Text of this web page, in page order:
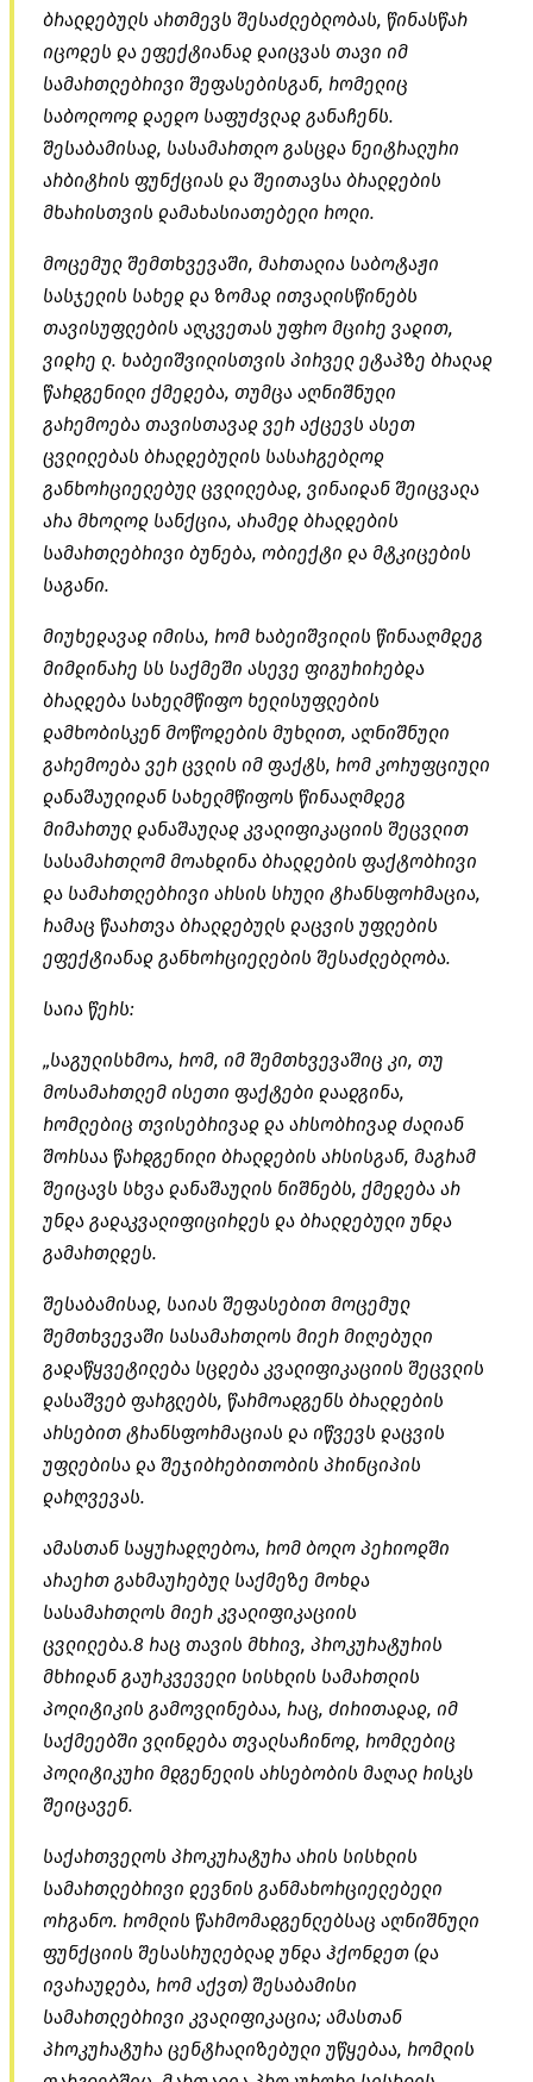
ბრალდებულს ართმევს შესაძლებლობას, წინასწარ
იცოდეს და ეფექტიანად დაიცვას თავი იმ
სამართლებრივი შეფასებისგან, რომელიც
საბოლოოდ დაედო საფუძვლად განაჩენს.
შესაბამისად, სასამართლო გასცდა ნეიტრალური
არბიტრის ფუნქციას და შეითავსა ბრალდების
მხარისთვის დამახასიათებელი როლი.
მოცემულ შემთხვევაში, მართალია საბოტაჟი
სასჯელის სახედ და ზომად ითვალისწინებს
თავისუფლების აღკვეთას უფრო მცირე ვადით,
ვიდრე ლ. ხაბეიშვილისთვის პირველ ეტაპზე ბრალად
წარდგენილი ქმედება, თუმცა აღნიშნული
გარემოება თავისთავად ვერ აქცევს ასეთ
ცვლილებას ბრალდებულის სასარგებლოდ
განხორციელებულ ცვლილებად, ვინაიდან შეიცვალა
არა მხოლოდ სანქცია, არამედ ბრალდების
სამართლებრივი ბუნება, ობიექტი და მტკიცების
საგანი.
მიუხედავად იმისა, რომ ხაბეიშვილის წინააღმდეგ
მიმდინარე სს საქმეში ასევე ფიგურირებდა
ბრალდება სახელმწიფო ხელისუფლების
დამხობისკენ მოწოდების მუხლით, აღნიშნული
გარემოება ვერ ცვლის იმ ფაქტს, რომ კორუფციული
დანაშაულიდან სახელმწიფოს წინააღმდეგ
მიმართულ დანაშაულად კვალიფიკაციის შეცვლით
სასამართლომ მოახდინა ბრალდების ფაქტობრივი
და სამართლებრივი არსის სრული ტრანსფორმაცია,
რამაც წაართვა ბრალდებულს დაცვის უფლების
ეფექტიანად განხორციელების შესაძლებლობა.
საია წერს:
„საგულისხმოა, რომ, იმ შემთხვევაშიც კი, თუ
მოსამართლემ ისეთი ფაქტები დაადგინა,
რომლებიც თვისებრივად და არსობრივად ძალიან
შორსაა წარდგენილი ბრალდების არსისგან, მაგრამ
შეიცავს სხვა დანაშაულის ნიშნებს, ქმედება არ
უნდა გადაკვალიფიცირდეს და ბრალდებული უნდა
გამართლდეს.
შესაბამისად, საიას შეფასებით მოცემულ
შემთხვევაში სასამართლოს მიერ მიღებული
გადაწყვეტილება სცდება კვალიფიკაციის შეცვლის
დასაშვებ ფარგლებს, წარმოადგენს ბრალდების
არსებით ტრანსფორმაციას და იწვევს დაცვის
უფლებისა და შეჯიბრებითობის პრინციპის
დარღვევას.
ამასთან საყურადღებოა, რომ ბოლო პერიოდში
არაერთ გახმაურებულ საქმეზე მოხდა
სასამართლოს მიერ კვალიფიკაციის
ცვლილება.8 რაც თავის მხრივ, პროკურატურის
მხრიდან გაურკვეველი სისხლის სამართლის
პოლიტიკის გამოვლინებაა, რაც, ძირითადად, იმ
საქმეებში ვლინდება თვალსაჩინოდ, რომლებიც
პოლიტიკური მდგენელის არსებობის მაღალ რისკს
შეიცავენ.
საქართველოს პროკურატურა არის სისხლის
სამართლებრივი დევნის განმახორციელებელი
ორგანო. რომლის წარმომადგენლებსაც აღნიშნული
ფუნქციის შესასრულებლად უნდა ჰქონდეთ (და
ივარაუდება, რომ აქვთ) შესაბამისი
სამართლებრივი კვალიფიკაცია; ამასთან
პროკურატურა ცენტრალიზებული უწყებაა, რომლის